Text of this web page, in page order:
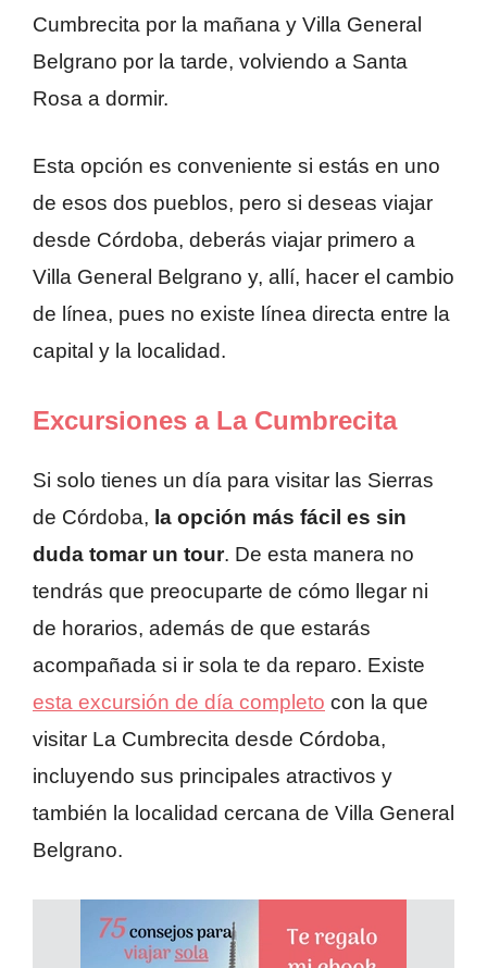
Cumbrecita por la mañana y Villa General
Belgrano por la tarde, volviendo a Santa
Rosa a dormir.
Esta opción es conveniente si estás en uno
de esos dos pueblos, pero si deseas viajar
desde Córdoba, deberás viajar primero a
Villa General Belgrano y, allí, hacer el cambio
de línea, pues no existe línea directa entre la
capital y la localidad.
Excursiones a La Cumbrecita
Si solo tienes un día para visitar las Sierras
de Córdoba, la opción más fácil es sin
duda tomar un tour. De esta manera no
tendrás que preocuparte de cómo llegar ni
de horarios, además de que estarás
acompañada si ir sola te da reparo. Existe
esta excursión de día completo con la que
visitar La Cumbrecita desde Córdoba,
incluyendo sus principales atractivos y
también la localidad cercana de Villa General
Belgrano.